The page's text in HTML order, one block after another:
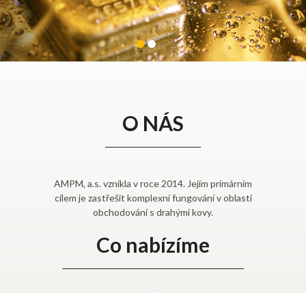
0 1
O NÁS
AMPM, a.s. vznikla v roce 2014. Jejím primárním
cílem je zastřešit komplexní fungování v oblasti
obchodování s drahými kovy.
Co nabízíme